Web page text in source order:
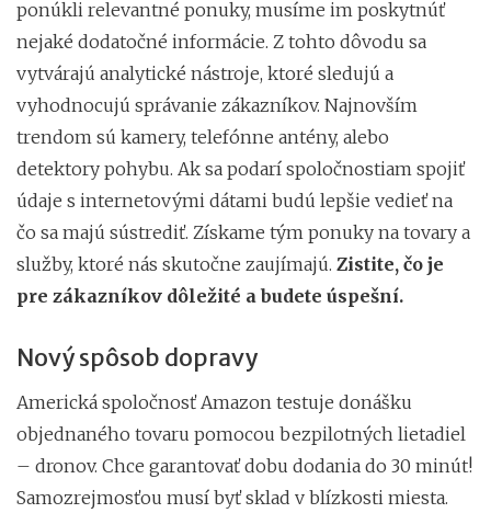
ponúkli relevantné ponuky, musíme im poskytnúť
nejaké dodatočné informácie. Z tohto dôvodu sa
vytvárajú analytické nástroje, ktoré sledujú a
vyhodnocujú správanie zákazníkov. Najnovším
trendom sú kamery, telefónne antény, alebo
detektory pohybu. Ak sa podarí spoločnostiam spojiť
údaje s internetovými dátami budú lepšie vedieť na
čo sa majú sústrediť. Získame tým ponuky na tovary a
služby, ktoré nás skutočne zaujímajú. Zistite, čo je
pre zákazníkov dôležité a budete úspešní.
Nový spôsob dopravy
Americká spoločnosť Amazon testuje donášku
objednaného tovaru pomocou bezpilotných lietadiel
– dronov. Chce garantovať dobu dodania do 30 minút!
Samozrejmosťou musí byť sklad v blízkosti miesta.